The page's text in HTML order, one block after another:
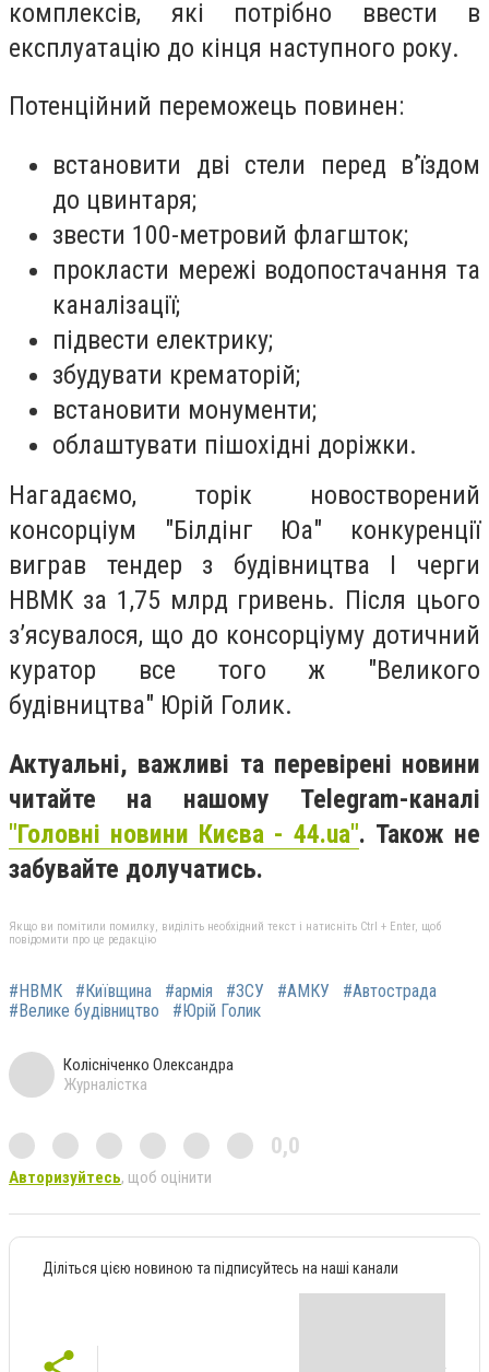
комплексів, які потрібно ввести в
експлуатацію до кінця наступного року.
Потенційний переможець повинен:
встановити дві стели перед в’їздом
до цвинтаря;
звести 100-метровий флагшток;
прокласти мережі водопостачання та
каналізації;
підвести електрику;
збудувати крематорій;
встановити монументи;
облаштувати пішохідні доріжки.
Нагадаємо, торік новостворений
консорціум "Білдінг Юа" конкуренції
виграв тендер з будівництва I черги
НВМК за 1,75 млрд гривень. Після цього
з’ясувалося, що до консорціуму дотичний
куратор все того ж "Великого
будівництва" Юрій Голик.
Актуальні, важливі та перевірені новини
читайте на нашому Telegram-каналі
"Головні новини Києва - 44.ua". Також не
забувайте долучатись.
Якщо ви помітили помилку, виділіть необхідний текст і натисніть Ctrl + Enter, щоб
повідомити про це редакцію
#НВМК #Київщина #армія #ЗСУ #АМКУ
#Автострада
#Велике будівництво
#Юрій Голик
Колісніченко Олександра
Журналістка
0,0
Авторизуйтесь, щоб оцінити
Діліться цією новиною та підписуйтесь на наші канали